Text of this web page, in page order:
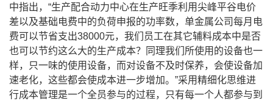
中指出，“生产配合动力中心在生产旺季利用尖峰平谷电价
差以及基础电费中的负荷申报的功率数，单金属公司每月电
费可以节省支出38000元，我们员工在其它辅料成本中是否
也可以节约这么大的生产成本？同理我们所使用的设备也一
样，只一味的使用设备，而对设备不及时保养，会使设备加
速老化，这些都会使成本进一步增加。”采用精细化思维进
行成本管理是一个全员参与的过程，只有每一个人都参与到